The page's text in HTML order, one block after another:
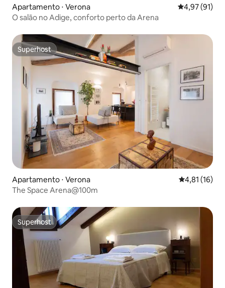
Apartamento ⋅ Verona 4,97 de uma
4,97 (91)
O salão no Adige, conforto perto da Arena
Superhost
Superhost
Apartamento ⋅ Verona 4,81 de uma
4,81 (16)
The Space Arena@100m
Superhost
Superhost